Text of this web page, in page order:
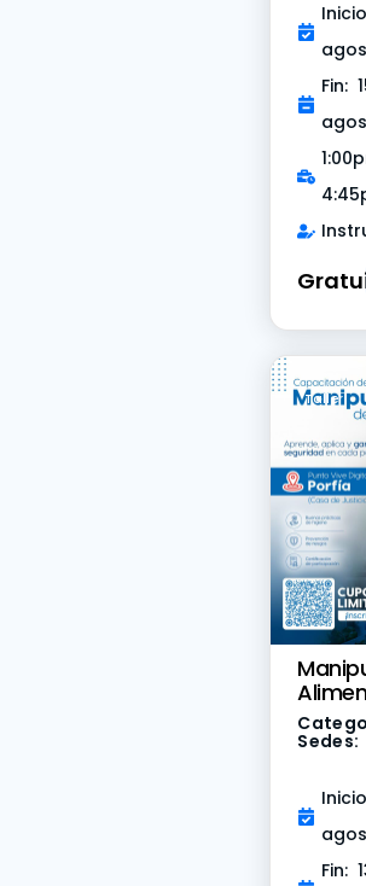
Fin:
Taller
Sedes:
Fin: